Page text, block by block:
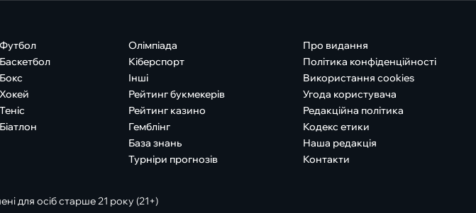
Футбол
Баскетбол
Бокс
Хокей
Теніс
Біатлон
Олімпіада
Кіберспорт
Інші
Рейтинг букмекерів
Рейтинг казино
Гемблінг
База знань
Турніри прогнозів
Про видання
Політика конфіденційності
Використання cookies
Угода користувача
Редакційна політика
Кодекс етики
Наша редакція
Контакти
для осіб старше 21 року (21+)